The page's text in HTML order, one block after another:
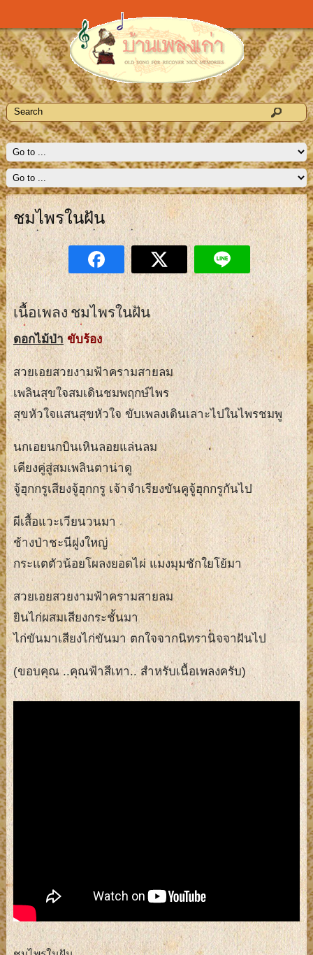
ชมไพรในฝัน
เนื้อเพลง ชมไพรในฝัน
ดอกไม้ป่าขับร้อง
สวยเอยสวยงามฟ้าครามสายลม
เพลินสุขใจสมเดินชมพฤกษ์ไพร
สุขหัวใจแสนสุขหัวใจ ขับเพลงเดินเลาะไปในไพรชมพู
นกเอยนกบินเหินลอยแล่นลม
เคียงคู่สู่สมเพลินตาน่าดู
จู้ฮุกกรูเสียงจู้ฮุกกรู เจ้าจำเรียงขันคูจู้ฮุกกรูกันไป
ผีเสื้อแวะเวียนวนมา
ช้างป่าชะนีฝูงใหญ่
กระแตตัวน้อยโผลงยอดไผ่ แมงมุมชักใยโย้มา
สวยเอยสวยงามฟ้าครามสายลม
ยินไก่ผสมเสียงกระชั้นมา
ไก่ขันมาเสียงไก่ขันมา ตกใจจากนิทรานิจจาฝันไป
(ขอบคุณ ..คุณฟ้าสีเทา.. สำหรับเนื้อเพลงครับ)